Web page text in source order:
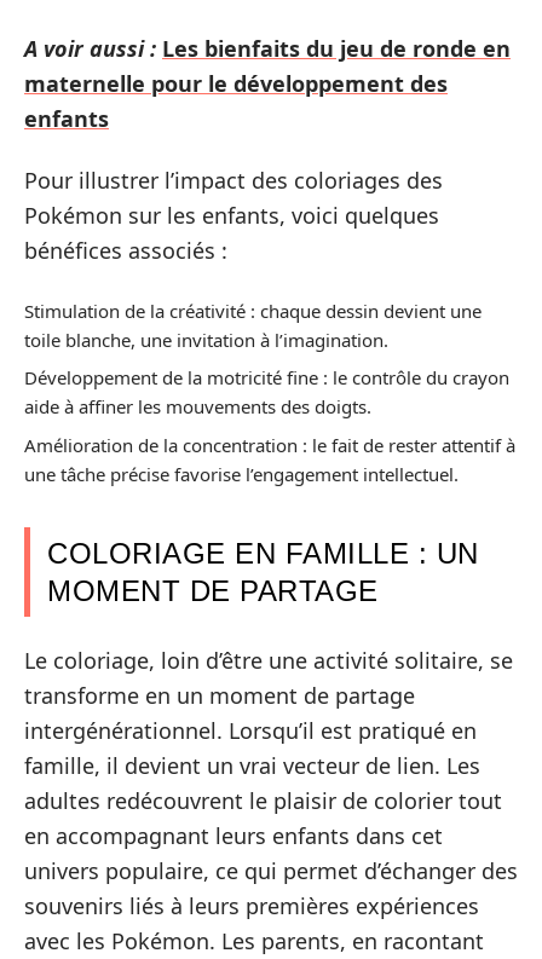
A voir aussi : Les bienfaits du jeu de ronde en
maternelle pour le développement des
enfants
Pour illustrer l’impact des coloriages des
Pokémon sur les enfants, voici quelques
bénéfices associés :
Stimulation de la créativité : chaque dessin devient une
toile blanche, une invitation à l’imagination.
Développement de la motricité fine : le contrôle du crayon
aide à affiner les mouvements des doigts.
Amélioration de la concentration : le fait de rester attentif à
une tâche précise favorise l’engagement intellectuel.
COLORIAGE EN FAMILLE : UN
MOMENT DE PARTAGE
Le coloriage, loin d’être une activité solitaire, se
transforme en un moment de partage
intergénérationnel. Lorsqu’il est pratiqué en
famille, il devient un vrai vecteur de lien. Les
adultes redécouvrent le plaisir de colorier tout
en accompagnant leurs enfants dans cet
univers populaire, ce qui permet d’échanger des
souvenirs liés à leurs premières expériences
avec les Pokémon. Les parents, en racontant